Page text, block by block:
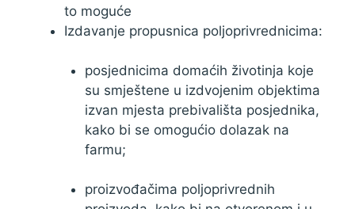
to moguće
Izdavanje propusnica poljoprivrednicima:
posjednicima domaćih životinja koje
su smještene u izdvojenim objektima
izvan mjesta prebivališta posjednika,
kako bi se omogućio dolazak na
farmu;
proizvođačima poljoprivrednih